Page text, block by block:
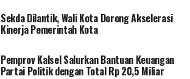
Sekda Dilantik, Wali Kota Dorong Akselerasi
Kinerja Pemerintah Kota
Pemprov Kalsel Salurkan Bantuan Keuangan
Partai Politik dengan Total Rp 20,5 Miliar